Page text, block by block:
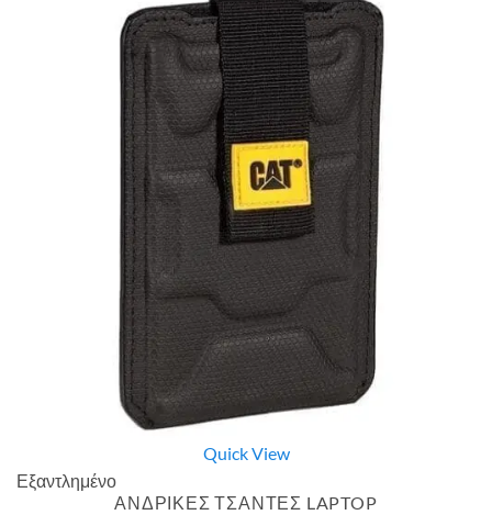
Quick View
Εξαντλημένο
ΑΝΔΡΙΚΕΣ ΤΣΑΝΤΕΣ LAPTOP